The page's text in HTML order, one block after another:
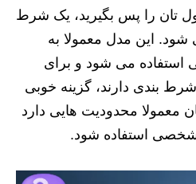
تان را پس بگیرید، یک شرط
شود. این مدل معمولا به
استفاده می شود و برای
بندی دارند، گزینه خوبی
معمولا محدودیت هایی دارد
استفاده شود.